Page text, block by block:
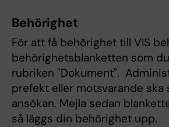
Behörighet
För att få behörighet till VIS
behörighetsblanketten som
rubriken "Dokument".
prefekt eller motsvarande ska
ansökan. Mejla sedan
så läggs din behörighet upp.